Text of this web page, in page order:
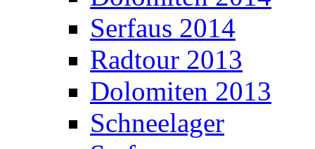
Serfaus 2014
Radtour 2013
Dolomiten 2013
Schneelager